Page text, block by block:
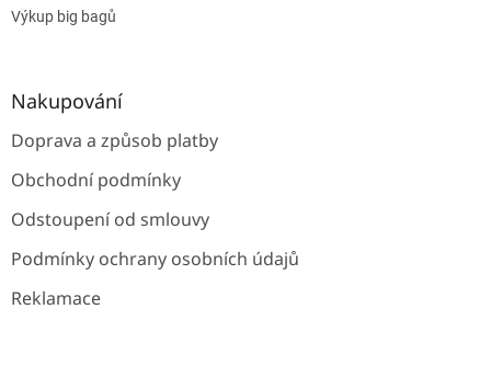
Výkup big bagů
Nakupování
Doprava a způsob platby
Obchodní podmínky
Odstoupení od smlouvy
Podmínky ochrany osobních údajů
Reklamace